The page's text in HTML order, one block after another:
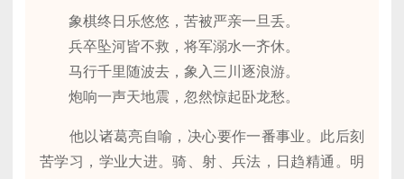
象棋终日乐悠悠，苦被严亲一旦丢。
兵卒坠河皆不救，将军溺水一齐休。
马行千里随波去，象入三川逐浪游。
炮响一声天地震，忽然惊起卧龙愁。
他以诸葛亮自喻，决心要作一番事业。此后刻
苦学习，学业大进。骑、射、兵法，日趋精通。明